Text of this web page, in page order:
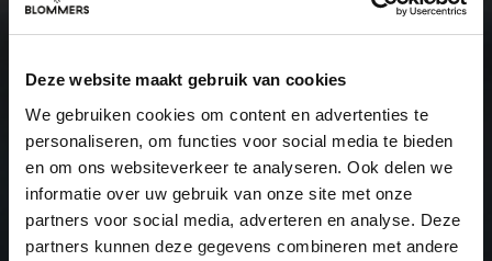
Deze website maakt gebruik van cookies
We gebruiken cookies om content en advertenties te
personaliseren, om functies voor social media te bieden
en om ons websiteverkeer te analyseren. Ook delen we
informatie over uw gebruik van onze site met onze
partners voor social media, adverteren en analyse. Deze
partners kunnen deze gegevens combineren met andere